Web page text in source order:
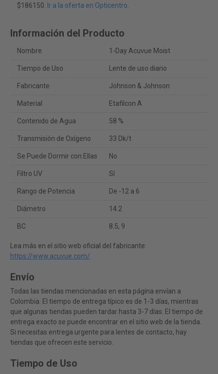
$186150. Ir a la oferta en Opticentro.
Información del Producto
Nombre 1-Day Acuvue Moist
Tiempo de Uso Lente de uso diario
Fabricante Johnson & Johnson
Material Etafilcon A
Contenido de Agua 58 %
Transmisión de Oxígeno 33 Dk/t
Se Puede Dormir con Ellas No
Filtro UV Sí
Rango de Potencia De -12 a 6
Diámetro 14.2
BC 8.5, 9
Lea más en el sitio web oficial del fabricante:
https://www.acuvue.com/.
Envío
Todas las tiendas mencionadas en esta página envían a
Colombia. El tiempo de entrega típico es de 1-3 días, mientras
que algunas tiendas pueden tardar hasta 3-7 días. El tiempo de
entrega exacto se puede encontrar en el sitio web de la tienda.
Si necesitas entrega urgente para lentes de contacto, hay
tiendas que ofrecen este servicio.
Tiempo de Uso